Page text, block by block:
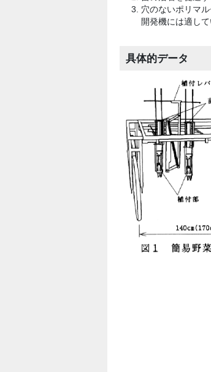
穴のないポリマ
開発機には適して
具体的データ